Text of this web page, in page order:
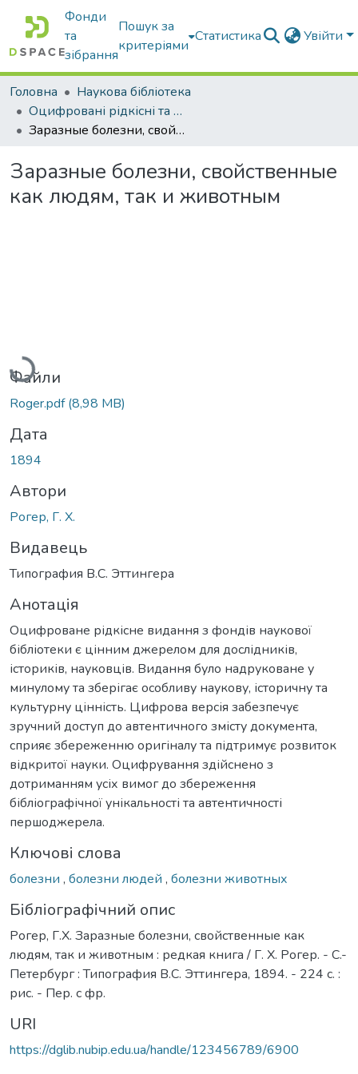
Фонди
та
зібрання
Пошук за
критеріями
Статистика Увійти
Головна
Наукова бібліотека
Оцифровані рідкісні та цінні видання з фонду наукової бібліотеки
Заразные болезни, свойственные как людям, так и животным
Заразные болезни, свойственные
как людям, так и животным
Вантажиться...
Файли
Roger.pdf(8,98 MB)
Дата
1894
Автори
Рогер, Г. Х.
Видавець
Типография В.С. Эттингера
Анотація
Оцифроване рідкісне видання з фондів наукової
бібліотеки є цінним джерелом для дослідників,
істориків, науковців. Видання було надруковане у
минулому та зберігає особливу наукову, історичну та
культурну цінність. Цифрова версія забезпечує
зручний доступ до автентичного змісту документа,
сприяє збереженню оригіналу та підтримує розвиток
відкритої науки. Оцифрування здійснено з
дотриманням усіх вимог до збереження
бібліографічної унікальності та автентичності
першоджерела.
Ключові слова
болезни , болезни людей , болезни животных
Бібліографічний опис
Рогер, Г.Х. Заразные болезни, свойственные как
людям, так и животным : редкая книга / Г. Х. Рогер. - С.-
Петербург : Типография В.С. Эттингера, 1894. - 224 с. :
рис. - Пер. с фр.
URI
https://dglib.nubip.edu.ua/handle/123456789/6900